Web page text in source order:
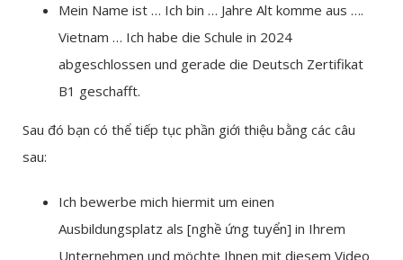
Mein Name ist … Ich bin … Jahre Alt komme aus ….
Vietnam … Ich habe die Schule in 2024
abgeschlossen und gerade die Deutsch Zertifikat
B1 geschafft.
Sau đó bạn có thể tiếp tục phần giới thiệu bằng các câu
sau:
Ich bewerbe mich hiermit um einen
Ausbildungsplatz als [nghề ứng tuyển] in Ihrem
Unternehmen und möchte Ihnen mit diesem Video